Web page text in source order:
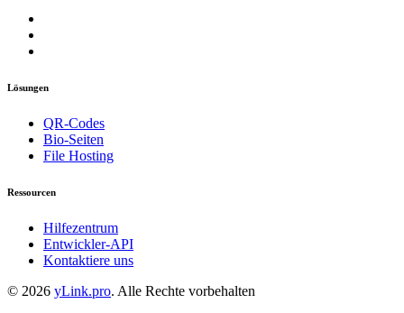
Lösungen
QR-Codes
Bio-Seiten
File Hosting
Ressourcen
Hilfezentrum
Entwickler-API
Kontaktiere uns
© 2026 yLink.pro. Alle Rechte vorbehalten